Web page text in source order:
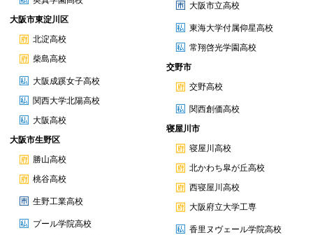
大阪市東淀川区
北淀高校
柴島高校
大阪成蹊女子高校
関西大学北陽高校
大阪高校
大阪市生野区
勝山高校
桃谷高校
生野工業高校
プール学院高校
大阪市立高校
東海大学付属仰星高校
常翔啓光学園高校
交野市
交野高校
関西創価高校
寝屋川市
寝屋川高校
北かわち皐が丘高校
西寝屋川高校
大阪府立大学工専
香里ヌヴェール学院高校